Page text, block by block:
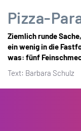
Pizza-
Ziemlich runde
ein wenig in die
was: fünf
Text: Barbara Schulz